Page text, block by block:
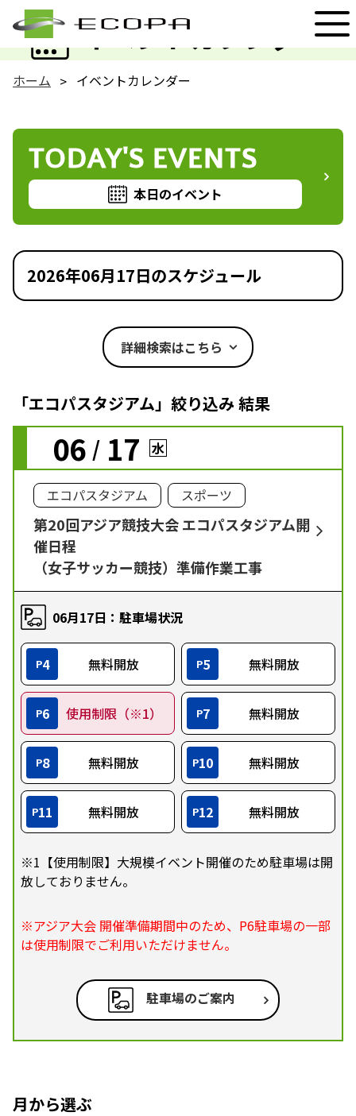
イベントカレンダー
EVENT
ホーム イベントカレンダー
TODAY'S EVENTS
本日のイベント
2026年06月17日のスケジュール
詳細検索はこちら
「エコパスタジアム」絞り込み 結果
06 / 17 水
エコパスタジアム スポーツ
第20回アジア競技大会 エコパスタジアム開
催日程
（女子サッカー競技）準備作業工事
06月17日：駐車場状況
P4 無料開放 P5 無料開放
P6 使用制限（※1） P7 無料開放
P8 無料開放 P10 無料開放
P11 無料開放 P12 無料開放
※1【使用制限】大規模イベント開催のため駐車場は開
放しておりません。
※アジア大会 開催準備期間中のため、P6駐車場の一部
は使用制限でご利用いただけません。
駐車場のご案内
月から選ぶ